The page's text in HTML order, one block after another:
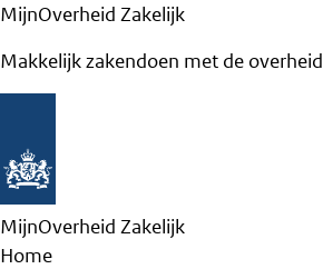
MijnOverheid Zakelijk
Makkelijk zakendoen met de overheid
MijnOverheid Zakelijk
Home